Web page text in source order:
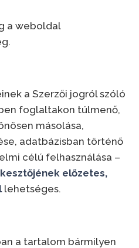
a weboldal
a Szerzői jogról szóló
foglaltakon túlmenő,
másolása,
adatbázisban történő
célú felhasználása –
előzetes,
lehetséges.
a tartalom bármilyen